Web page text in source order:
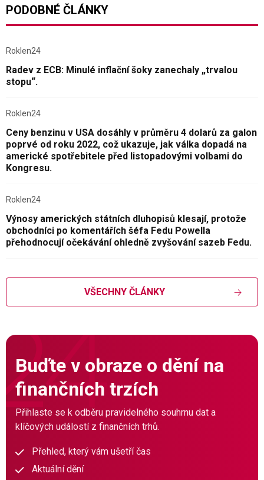
PODOBNÉ ČLÁNKY
Roklen24
Radev z ECB: Minulé inflační šoky zanechaly „trvalou
stopu“.
Roklen24
Ceny benzinu v USA dosáhly v průměru 4 dolarů za galon
poprvé od roku 2022, což ukazuje, jak válka dopadá na
americké spotřebitele před listopadovými volbami do
Kongresu.
Roklen24
Výnosy amerických státních dluhopisů klesají, protože
obchodníci po komentářích šéfa Fedu Powella
přehodnocují očekávání ohledně zvyšování sazeb Fedu.
VŠECHNY ČLÁNKY
Buďte v obraze o dění na
finančních trzích
Přihlaste se k odběru pravidelného souhrnu dat a
klíčových událostí z finančních trhů.
Přehled, který vám ušetří čas
Aktuální dění